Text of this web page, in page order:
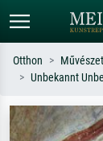
Keressen művész,
szerint – pl.
Otthon
Unbekannt